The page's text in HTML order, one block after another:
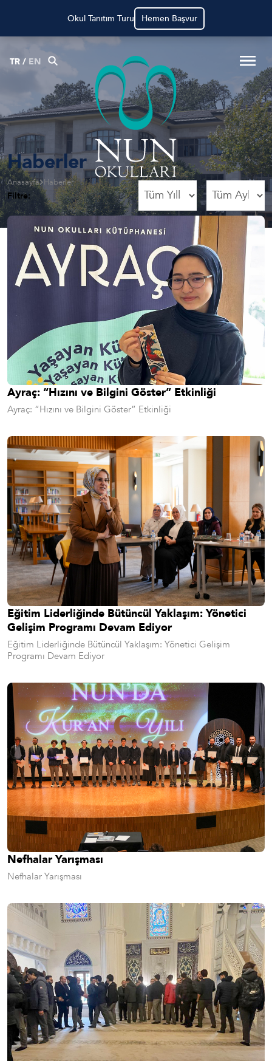
NUN Okullarında Çalışmak İçin Hemen Başvur
TR/ EN
Anasayfa Haberler
Haberler
Filtre:
Ayraç: “Hızını ve Bilgini Göster” Etkinliği
Ayraç: “Hızını ve Bilgini Göster” Etkinliği
Eğitim Liderliğinde Bütüncül Yaklaşım: Yönetici
Gelişim Programı Devam Ediyor
Eğitim Liderliğinde Bütüncül Yaklaşım: Yönetici Gelişim
Programı Devam Ediyor
Nefhalar Yarışması
Nefhalar Yarışması